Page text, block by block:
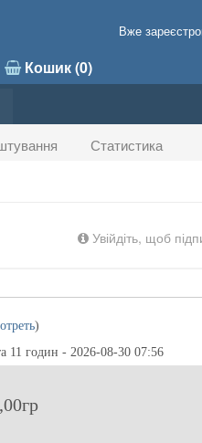
Кошик (0)
Вже
Статистика
Увійдіть, щоб
)
11 годин - 2026-08-30 07:56